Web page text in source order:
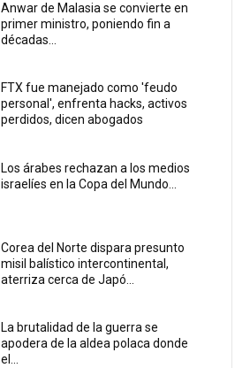
Anwar de Malasia se convierte en
primer ministro, poniendo fin a
décadas...
FTX fue manejado como 'feudo
personal', enfrenta hacks, activos
perdidos, dicen abogados
Los árabes rechazan a los medios
israelíes en la Copa del Mundo...
Corea del Norte dispara presunto
misil balístico intercontinental,
aterriza cerca de Japó...
La brutalidad de la guerra se
apodera de la aldea polaca donde
el...